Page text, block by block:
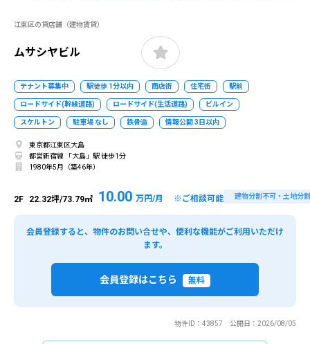
江東区の貸店舗（建物賃貸）
ムサシヤビル
テナント募集中 駅徒歩 1分以内 商店街 住宅街 駅前
ロードサイド(幹線道路) ロードサイド(生活道路) ビルイン
スケルトン 駐車場 なし 鉄骨造 情報公開 3日以内
東京都江東区大島
都営新宿線 「大島」駅 徒歩1分
1980年5月（築46年）
2F 22.32坪/73.79㎡ 10.00 万円/月 ※ご相談可能 建物分割不可・土地分
会員登録すると、物件のお問い合せや、便利な機能がご利用いただけ
ます。
会員登録はこちら 無料
物件ID：43857 公開日：2026/08/05